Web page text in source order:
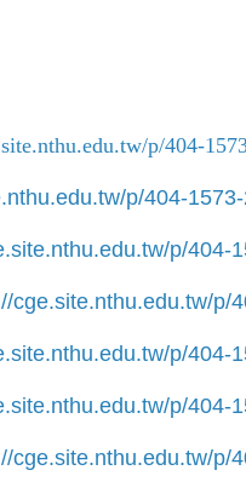
p/404-
p/404-
p/404-
cge.site.nthu.edu.tw/p/
p/404-
p/404-
cge.site.nthu.edu.tw/p/